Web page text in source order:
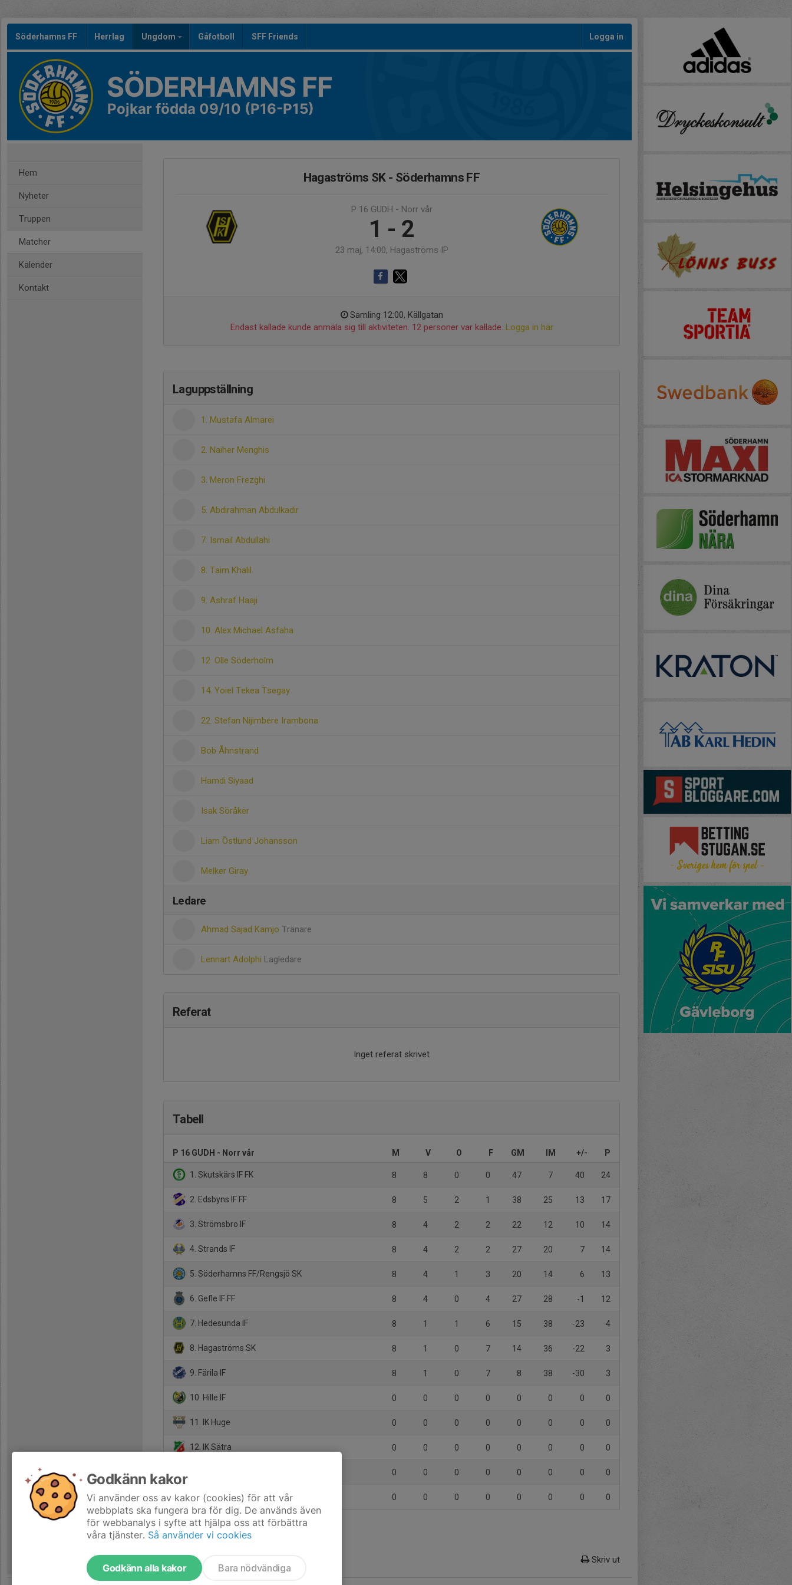
Söderhamns FF Herrlag Ungdom Gåfotboll SFF Friends Logga in
SÖDERHAMNS FF
Pojkar födda 09/10 (P16-P15)
Hem
Nyheter
Truppen
Matcher
Kalender
Kontakt
Hagaströms SK - Söderhamns FF
P 16 GUDH - Norr vår
1 - 2
23 maj, 14:00, Hagaströms IP
Samling 12:00, Källgatan
Endast kallade kunde anmäla sig till aktiviteten. 12 personer var kallade. Logga in här
Laguppställning
1. Mustafa Almarei
2. Naiher Menghis
3. Meron Frezghi
5. Abdirahman Abdulkadir
7. Ismail Abdullahi
8. Taim Khalil
9. Ashraf Haaji
10. Alex Michael Asfaha
12. Olle Söderholm
14. Yoiel Tekea Tsegay
22. Stefan Nijimbere Irambona
Bob Åhnstrand
Hamdi Siyaad
Isak Söråker
Liam Östlund Johansson
Melker Giray
Ledare
Ahmad Sajad Kamjo Tränare
Lennart Adolphi Lagledare
Referat
Inget referat skrivet
Tabell
P 16 GUDH - Norr vår M V O F GM IM +/- P
1. Skutskärs IF FK 8 8 0 0 47 7 40 24
2. Edsbyns IF FF 8 5 2 1 38 25 13 17
3. Strömsbro IF 8 4 2 2 22 12 10 14
4. Strands IF 8 4 2 2 27 20 7 14
5. Söderhamns FF/Rengsjö SK 8 4 1 3 20 14 6 13
6. Gefle IF FF 8 4 0 4 27 28 -1 12
7. Hedesunda IF 8 1 1 6 15 38 -23 4
8. Hagaströms SK 8 1 0 7 14 36 -22 3
9. Färila IF 8 1 0 7 8 38 -30 3
10. Hille IF 0 0 0 0 0 0 0 0
11. IK Huge 0 0 0 0 0 0 0 0
12. IK Sätra 0 0 0 0 0 0 0 0
0 0 0 0 0 0 0 0
14. Ljusne AIK FF 0 0 0 0 0 0 0 0
Skriv ut
Godkänn kakor
Vi använder oss av kakor (cookies) för att vår
webbplats ska fungera bra för dig. De används även
för webbanalys i syfte att hjälpa oss att förbättra
våra tjänster. Så använder vi cookies
Godkänn alla kakor Bara nödvändiga